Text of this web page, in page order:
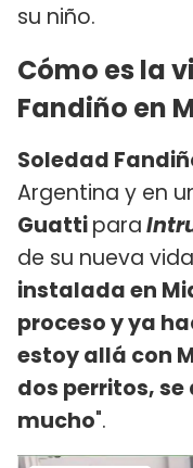
su niño.
Cómo es la
Fandiño en
Soledad
Argentina y en
Guattipara
de su nueva
instalada en
proceso y ya
estoy allá con
dos perritos,
mucho".